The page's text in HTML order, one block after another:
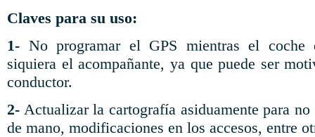
Claves para su uso:
1- No programar el GPS mientras el
siquiera el acompañante, ya que puede ser
conductor.
2- Actualizar la cartografía asiduamente para
de mano, modificaciones en los accesos, entre